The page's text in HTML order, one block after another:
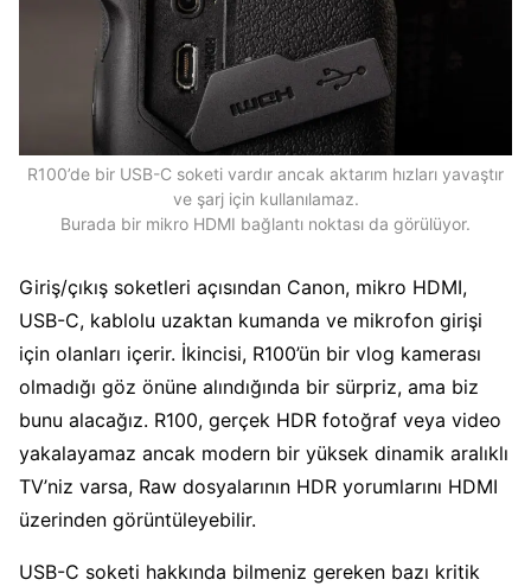
R100’de bir USB-C soketi vardır ancak aktarım hızları yavaştır
ve şarj için kullanılamaz.
Burada bir mikro HDMI bağlantı noktası da görülüyor.
Giriş/çıkış soketleri açısından Canon, mikro HDMI,
USB-C, kablolu uzaktan kumanda ve mikrofon girişi
için olanları içerir. İkincisi, R100’ün bir vlog kamerası
olmadığı göz önüne alındığında bir sürpriz, ama biz
bunu alacağız. R100, gerçek HDR fotoğraf veya video
yakalayamaz ancak modern bir yüksek dinamik aralıklı
TV’niz varsa, Raw dosyalarının HDR yorumlarını HDMI
üzerinden görüntüleyebilir.
USB-C soketi hakkında bilmeniz gereken bazı kritik